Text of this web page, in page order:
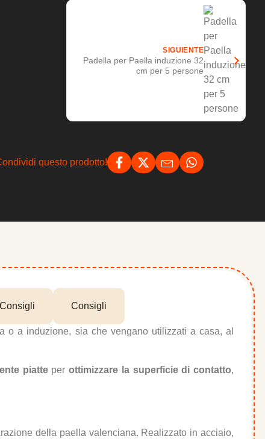
SIGUIENTE
Padella per Paella induzione 32
cm per 5 persone
questo prodotto!
Consigli Consigli
o a induzione, sia che vengano utilizzati a casa, al
piatteperottimizzare la superficie di contatto,
della paella valenciana. Realizzato in acciaio,